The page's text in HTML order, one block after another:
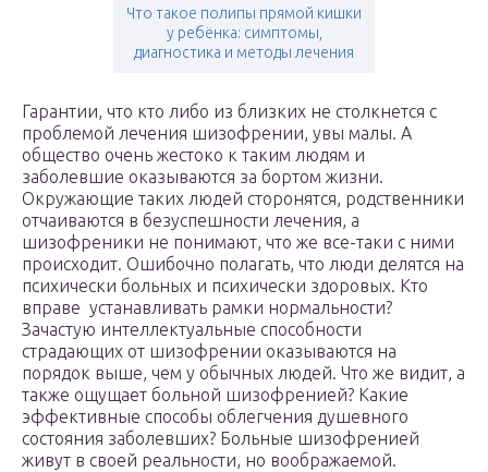
Что такое полипы прямой кишки
у ребёнка: симптомы,
диагностика и методы лечения
Гарантии, что кто либо из близких не столкнется с
проблемой лечения шизофрении, увы малы. А
общество очень жестоко к таким людям и
заболевшие оказываются за бортом жизни.
Окружающие таких людей сторонятся, родственники
отчаиваются в безуспешности лечения, а
шизофреники не понимают, что же все-таки с ними
происходит. Ошибочно полагать, что люди делятся на
психически больных и психически здоровых. Кто
вправе устанавливать рамки нормальности?
Зачастую интеллектуальные способности
страдающих от шизофрении оказываются на
порядок выше, чем у обычных людей. Что же видит, а
также ощущает больной шизофренией? Какие
эффективные способы облегчения душевного
состояния заболевших? Больные шизофренией
живут в своей реальности, но воображаемой.